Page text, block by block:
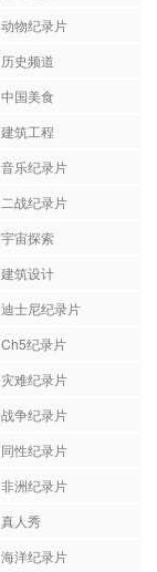
动物纪录片
历史频道
中国美食
建筑工程
音乐纪录片
二战纪录片
宇宙探索
建筑设计
迪士尼纪录片
Ch5纪录片
灾难纪录片
战争纪录片
同性纪录片
非洲纪录片
真人秀
海洋纪录片